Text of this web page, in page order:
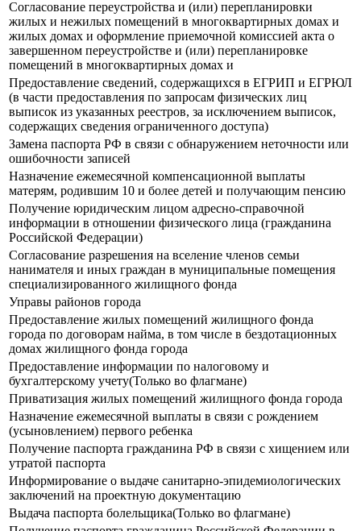
Согласование переустройства и (или) перепланировки
жилых и нежилых помещений в многоквартирных домах и
жилых домах и оформление приемочной комиссией акта о
завершенном переустройстве и (или) перепланировке
помещений в многоквартирных домах и
Предоставление сведений, содержащихся в ЕГРИП и ЕГРЮЛ
(в части предоставления по запросам физических лиц
выписок из указанных реестров, за исключением выписок,
содержащих сведения ограниченного доступа)
Замена паспорта РФ в связи с обнаружением неточности или
ошибочности записей
Назначение ежемесячной компенсационной выплаты
матерям, родившим 10 и более детей и получающим пенсию
Получение юридическим лицом адресно-справочной
информации в отношении физического лица (гражданина
Российской Федерации)
Согласование разрешения на вселение членов семьи
нанимателя и иных граждан в муниципальные помещения
специализированного жилищного фонда
Управы районов города
Предоставление жилых помещений жилищного фонда
города по договорам найма, в том числе в бездотационных
домах жилищного фонда города
Предоставление информации по налоговому и
бухгалтерскому учету(Только во флагмане)
Приватизация жилых помещений жилищного фонда города
Назначение ежемесячной выплаты в связи с рождением
(усыновлением) первого ребенка
Получение паспорта гражданина РФ в связи с хищением или
утратой паспорта
Информирование о выдаче санитарно-эпидемиологических
заключений на проектную документацию
Выдача паспорта болельщика(Только во флагмане)